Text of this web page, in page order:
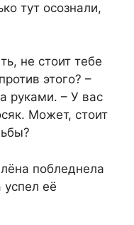
тут осознали,
не стоит тебе
этого? –
руками. – У вас
Может, стоит
побледнела
её